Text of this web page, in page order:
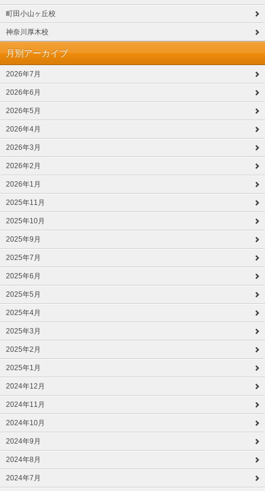
町田小山ヶ丘校
神奈川厚木校
月別アーカイブ
2026年7月
2026年6月
2026年5月
2026年4月
2026年3月
2026年2月
2026年1月
2025年11月
2025年10月
2025年9月
2025年7月
2025年6月
2025年5月
2025年4月
2025年3月
2025年2月
2025年1月
2024年12月
2024年11月
2024年10月
2024年9月
2024年8月
2024年7月